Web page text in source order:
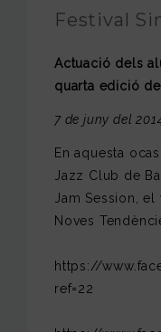
Festival
Actuació dels
quarta edició
7 de juny del
En aquesta
Jazz Club de
Jam Session,
Noves
https://
ref=22